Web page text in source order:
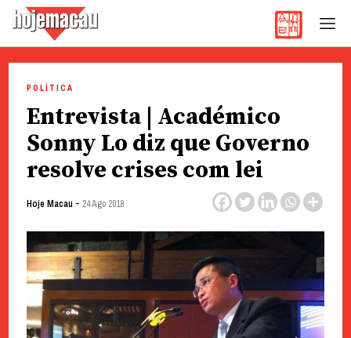
content
POLÍTICA
Entrevista | Académico
Sonny Lo diz que Governo
resolve crises com lei
Hoje Macau - 24 Ago 2018